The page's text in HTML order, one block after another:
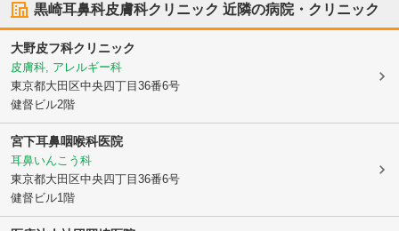
黒崎耳鼻科皮膚科クリニック 近隣の病院・クリニック
大野皮フ科クリニック
皮膚科, アレルギー科
東京都大田区中央四丁目36番6号
健督ビル2階
宮下耳鼻咽喉科医院
耳鼻いんこう科
東京都大田区中央四丁目36番6号
健督ビル1階